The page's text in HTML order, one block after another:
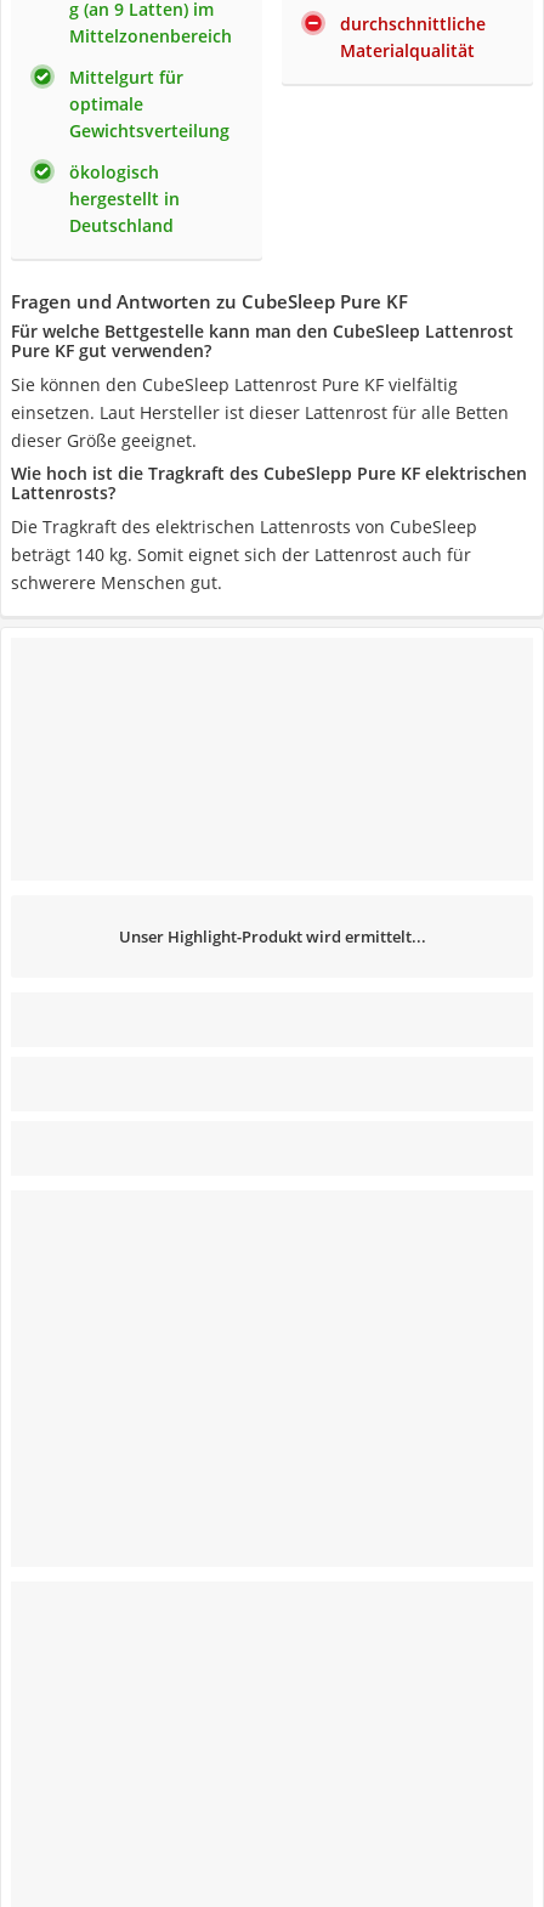
g (an 9 Latten) im
Mittelzonenbereich
Mittelgurt für
optimale
Gewichtsverteilung
ökologisch
hergestellt in
Deutschland
durchschnittliche
Materialqualität
Fragen und Antworten zu CubeSleep Pure KF
Für welche Bettgestelle kann man den CubeSleep Lattenrost
Pure KF gut verwenden?
Sie können den CubeSleep Lattenrost Pure KF vielfältig
einsetzen. Laut Hersteller ist dieser Lattenrost für alle Betten
dieser Größe geeignet.
Wie hoch ist die Tragkraft des CubeSlepp Pure KF elektrischen
Lattenrosts?
Die Tragkraft des elektrischen Lattenrosts von CubeSleep
beträgt 140 kg. Somit eignet sich der Lattenrost auch für
schwerere Menschen gut.
Unser Highlight-Produkt wird ermittelt...